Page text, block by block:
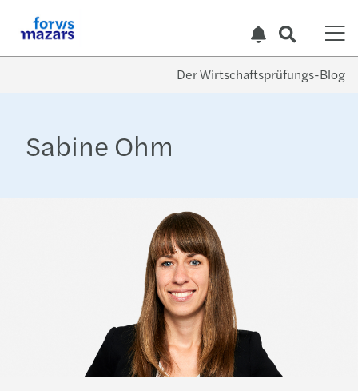
Der Wirtschaftsprüfungs-Blog
Sabine Ohm